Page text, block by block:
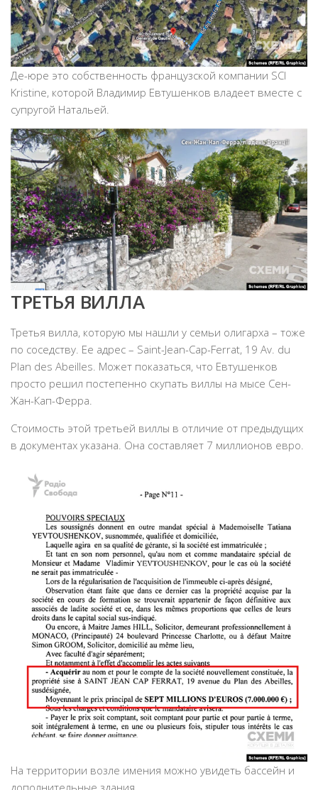
Де-юре это собственность французской компании SCI
Kristine, которой Владимир Евтушенков владеет вместе с
супругой Натальей.
ТРЕТЬЯ ВИЛЛА
Третья вилла, которую мы нашли у семьи олигарха – тоже
по соседству. Ее адрес – Saint-Jean-Cap-Ferrat, 19 Av. du
Plan des Abeilles. Может показаться, что Евтушенков
просто решил постепенно скупать виллы на мысе Сен-
Жан-Кап-Ферра.
Стоимость этой третьей виллы в отличие от предыдущих
в документах указана. Она составляет 7 миллионов евро.
На территории возле имения можно увидеть бассейн и
дополнительные здания.